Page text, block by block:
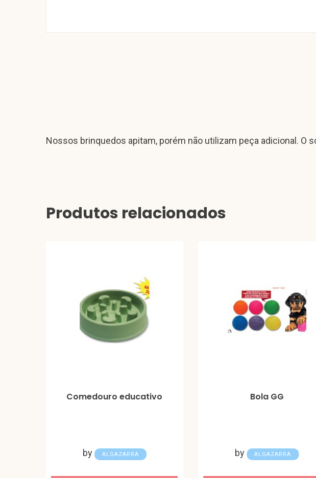
Nossos brinquedos apitam, porém não utilizam peça adicional.
Produtos relacionados
Comedouro educativo
by ALGAZARRA
Bola GG
by ALGAZARRA